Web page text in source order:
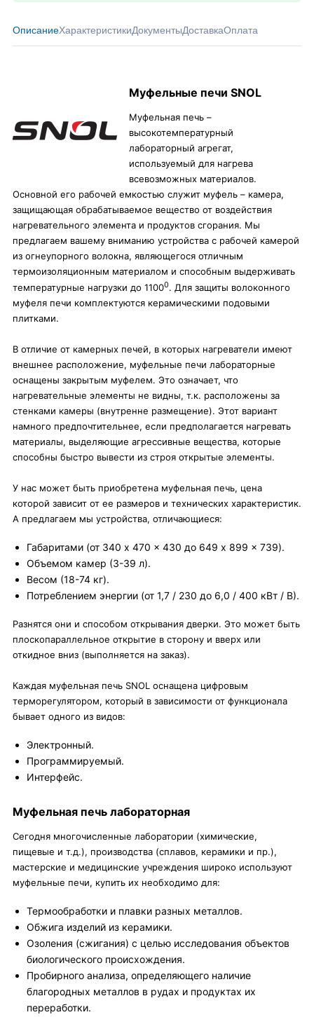
ОписаниеХарактеристикиДокументыДоставкаОплата
Муфельные печи SNOL
Муфельная печь –
высокотемпературный
лабораторный агрегат,
используемый для нагрева
всевозможных материалов.
Основной его рабочей емкостью служит муфель – камера,
защищающая обрабатываемое вещество от воздействия
нагревательного элемента и продуктов сгорания. Мы
предлагаем вашему вниманию устройства с рабочей камерой
из огнеупорного волокна, являющегося отличным
термоизоляционным материалом и способным выдерживать
температурные нагрузки до 11000. Для защиты волоконного
муфеля печи комплектуются керамическими подовыми
плитками.
В отличие от камерных печей, в которых нагреватели имеют
внешнее расположение, муфельные печи лабораторные
оснащены закрытым муфелем. Это означает, что
нагревательные элементы не видны, т.к. расположены за
стенками камеры (внутренне размещение). Этот вариант
намного предпочтительнее, если предполагается нагревать
материалы, выделяющие агрессивные вещества, которые
способны быстро вывести из строя открытые элементы.
У нас может быть приобретена муфельная печь, цена
которой зависит от ее размеров и технических характеристик.
А предлагаем мы устройства, отличающиеся:
Габаритами (от 340 x 470 x 430 до 649 x 899 x 739).
Объемом камер (3-39 л).
Весом (18-74 кг).
Потреблением энергии (от 1,7 / 230 до 6,0 / 400 кВт / В).
Разнятся они и способом открывания дверки. Это может быть
плоскопараллельное открытие в сторону и вверх или
откидное вниз (выполняется на заказ).
Каждая муфельная печь SNOL оснащена цифровым
терморегулятором, который в зависимости от функционала
бывает одного из видов:
Электронный.
Программируемый.
Интерфейс.
Муфельная печь лабораторная
Сегодня многочисленные лаборатории (химические,
пищевые и т.д.), производства (сплавов, керамики и пр.),
мастерские и медицинские учреждения широко используют
муфельные печи, купить их необходимо для:
Термообработки и плавки разных металлов.
Обжига изделий из керамики.
Озоления (сжигания) с целью исследования объектов
биологического происхождения.
Пробирного анализа, определяющего наличие
благородных металлов в рудах и продуктах их
переработки.